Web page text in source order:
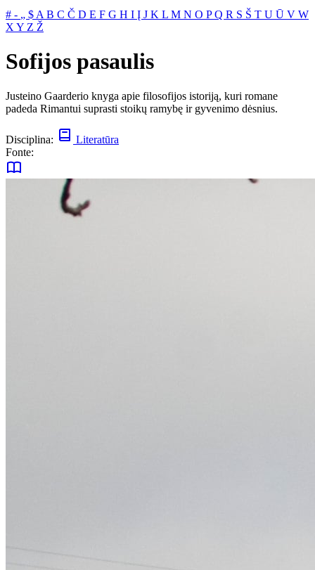
# ‐ „ $ A B C Č D E F G H I Į J K L M N O PQ R S Š T U Ū V W
X Y Z Ž
Sofijos pasaulis
Justeino Gaarderio knyga apie filosofijos istoriją, kuri romane
padeda Rimantui suprasti stoikų ramybę ir gyvenimo dėsnius.
Disciplina:
Literatūra
Fonte: